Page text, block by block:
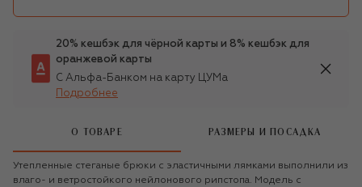
20% кешбэк для чёрной карты и 8% кешбэк для
оранжевой карты
С Альфа-Банком на карту ЦУМа
Подробнее
О ТОВАРЕ РАЗМЕРЫ И ПОСАДКА
Утепленные стеганые брюки с эластичными лямками выполнили из
влаго- и ветростойкого нейлонового рипстопа. Модель с